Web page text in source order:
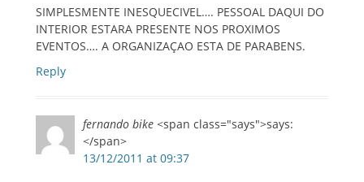
SIMPLESMENTE INESQUECIVEL…. PESSOAL DAQUI DO
INTERIOR ESTARA PRESENTE NOS PROXIMOS
EVENTOS…. A ORGANIZAÇAO ESTA DE PARABENS.
Reply
fernando bike <span class="says">says:
</span>
13/12/2011 at 09:37